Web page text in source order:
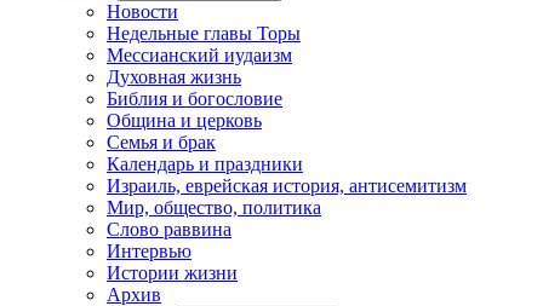
Новости
Недельные главы Торы
Мессианский иудаизм
Духовная жизнь
Библия и богословие
Община и церковь
Семья и брак
Календарь и праздники
Израиль, еврейская история, антисемитизм
Мир, общество, политика
Слово раввина
Интервью
Истории жизни
Архив